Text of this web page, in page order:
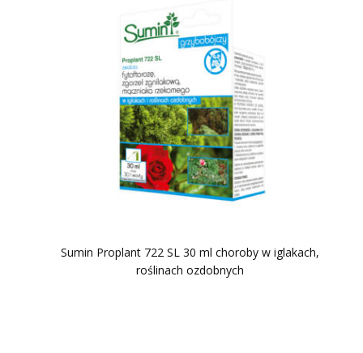
Sumin Proplant 722 SL 30 ml choroby w iglakach,
roślinach ozdobnych